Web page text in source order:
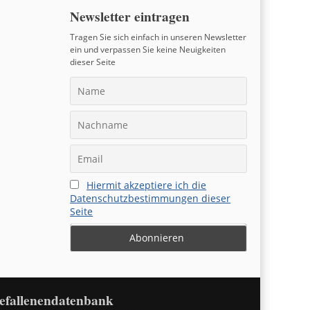
Newsletter eintragen
Tragen Sie sich einfach in unseren Newsletter
ein und verpassen Sie keine Neuigkeiten
dieser Seite
Hiermit akzeptiere ich die
Datenschutzbestimmungen dieser
Seite